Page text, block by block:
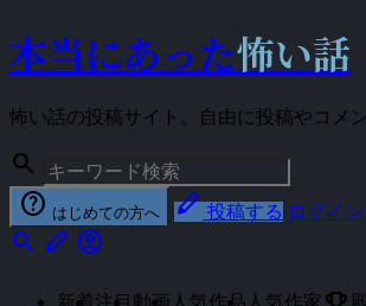
本当にあった怖い話
怖い話の投稿サイト。自由に投稿やコメ
search
help はじめての方へ stylus 投稿する ログイン
search stylus account_circle